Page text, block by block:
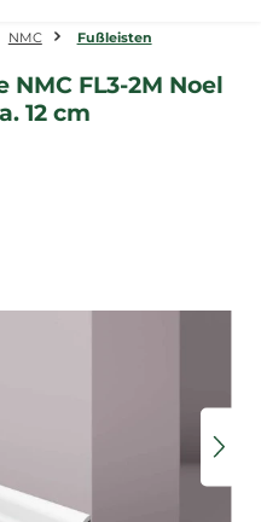
NMC Fußleisten
FL3-2M Noel
12 cm